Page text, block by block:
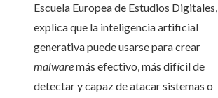
Escuela Europea de Estudios Digitales,
explica que la inteligencia artificial
generativa puede usarse para crear
malwaremás efectivo, más difícil de
detectar y capaz de atacar sistemas o